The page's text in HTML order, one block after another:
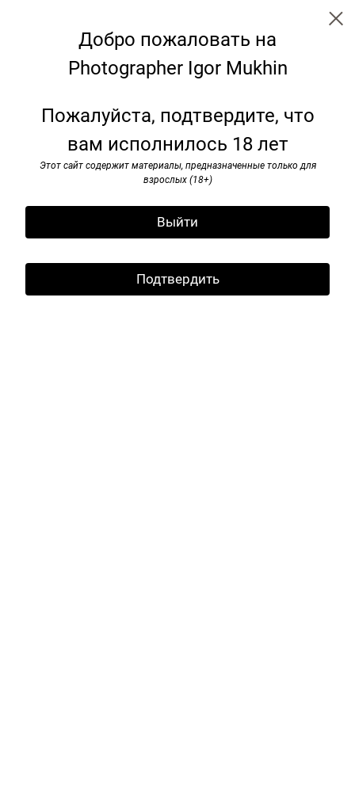
Добро пожаловать на
Photographer Igor Mukhin
Пожалуйста, подтвердите, что
вам исполнилось 18 лет
Этот сайт содержит материалы, предназначенные только для
взрослых (18+)
Выйти
Подтвердить
Trip